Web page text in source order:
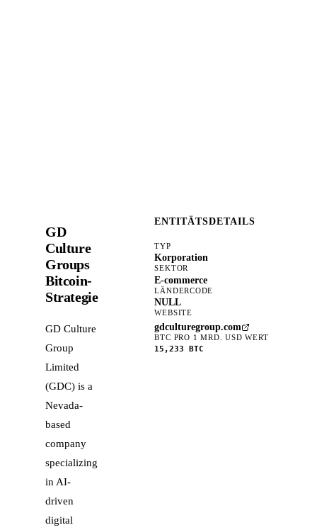
GD
Culture
Groups
Bitcoin-
Strategie
GD Culture
Group
Limited
(GDC) is a
Nevada-
based
company
specializing
in AI-
driven
digital
ENTITÄTSDETAILS
TYP
Korporation
SEKTOR
E-commerce
LÄNDERCODE
NULL
WEBSITE
gdculturegroup.com
BTC PRO 1 MRD. USD WERT
15,233 BTC